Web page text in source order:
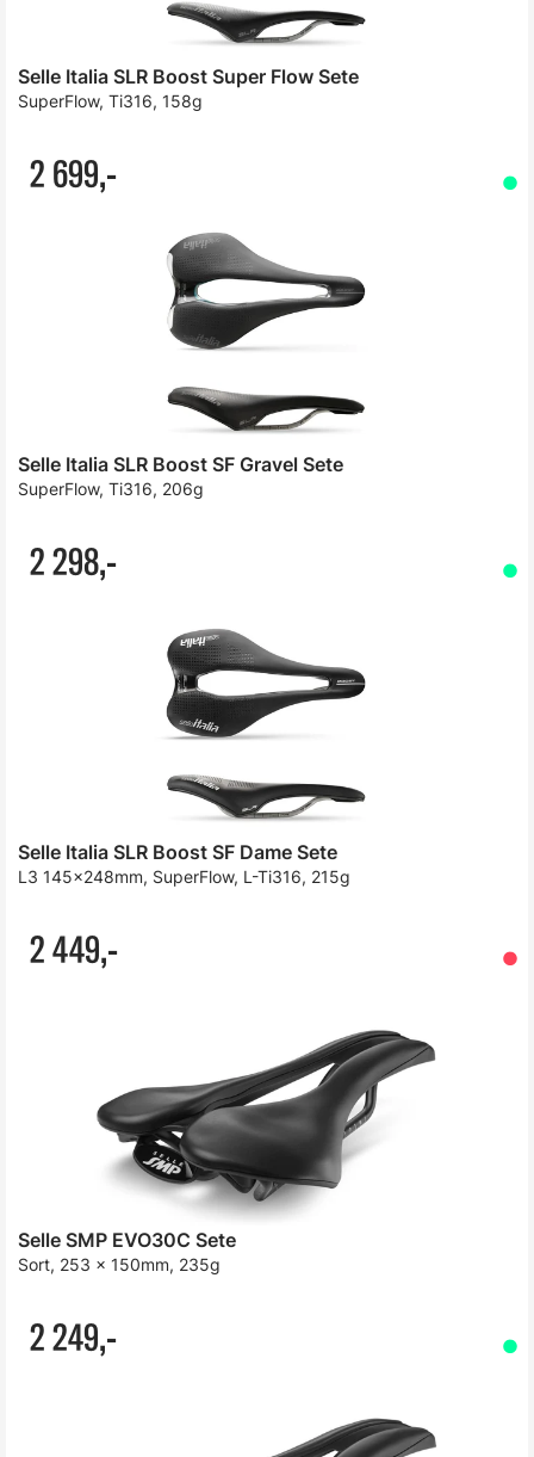
Selle Italia SLR Boost Super Flow Sete
SuperFlow, Ti316, 158g
2 699,-
Selle Italia SLR Boost SF Gravel Sete
SuperFlow, Ti316, 206g
2 298,-
Selle Italia SLR Boost SF Dame Sete
L3 145x248mm, SuperFlow, L-Ti316, 215g
2 449,-
Selle SMP EVO30C Sete
Sort, 253 x 150mm, 235g
2 249,-